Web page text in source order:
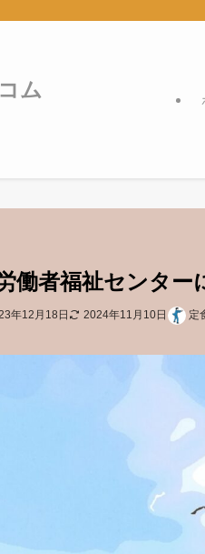
ム
働者福祉センタ
年12月18日 2024年11月10日 定